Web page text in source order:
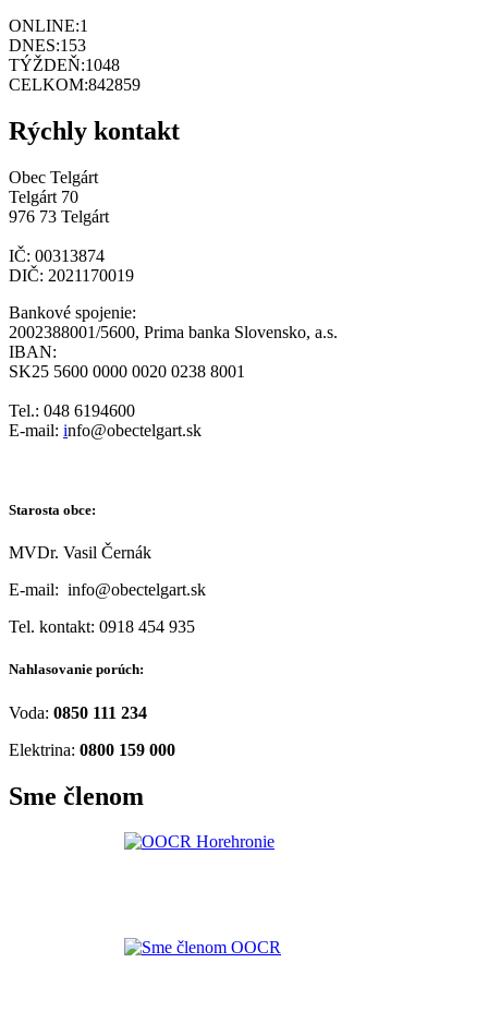
ONLINE:1
DNES:153
TÝŽDEŇ:1048
CELKOM:842859
Rýchly kontakt
Obec Telgárt
Telgárt 70
976 73 Telgárt
IČ: 00313874
DIČ: 2021170019
Bankové spojenie:
2002388001/5600, Prima banka Slovensko, a.s.
IBAN:
SK25 5600 0000 0020 0238 8001
Tel.: 048 6194600
E-mail: info@obectelgart.sk
Starosta obce:
MVDr. Vasil Černák
E-mail: info@obectelgart.sk
Tel. kontakt: 0918 454 935
Nahlasovanie porúch:
Voda: 0850 111 234
Elektrina: 0800 159 000
Sme členom